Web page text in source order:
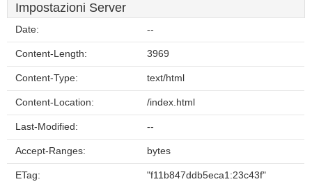
Impostazioni Server
Date: --
Content-Length: 3969
Content-Type: text/html
Content-Location: /index.html
Last-Modified: --
Accept-Ranges: bytes
ETag: "f11b847ddb5eca1:23c43f"